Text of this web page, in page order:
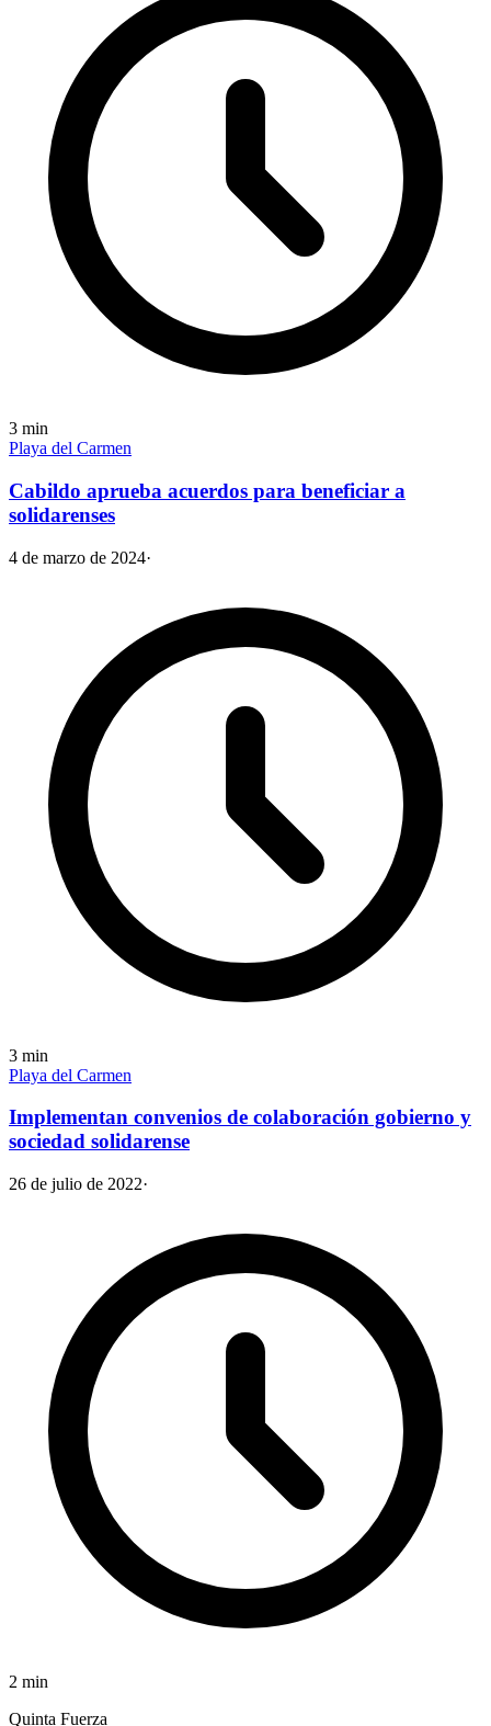
3 min
Playa del Carmen
Cabildo aprueba acuerdos para beneficiar a
solidarenses
4 de marzo de 2024·
3 min
Playa del Carmen
Implementan convenios de colaboración gobierno y
sociedad solidarense
26 de julio de 2022·
2 min
Quinta Fuerza